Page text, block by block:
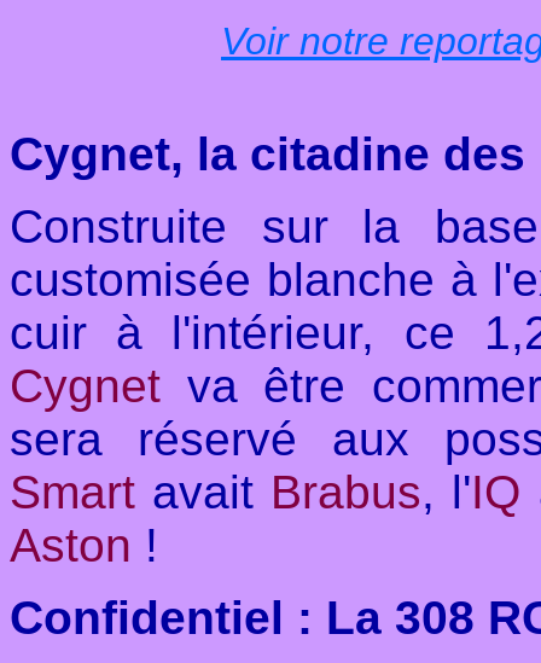
Voir notre
Cygnet, la citadine
Construite sur la
customisée blanche à
cuir à l'intérieur, ce
Cygnet va être
sera réservé aux
Smart avait Brabus, l'IQ
Aston !
Confidentiel : La 308